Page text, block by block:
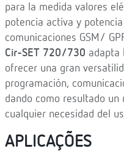
para la medida valores
potencia activa y
comunicaciones GSM/
Cir-SET 720/730 adapta
ofrecer una gran
programación,
dando como resultado un
cualquier necesidad del
APLICAÇÕES